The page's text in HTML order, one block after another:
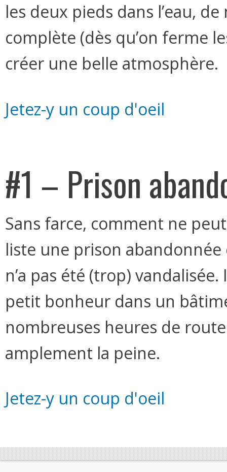
les deux pieds dans l’eau,
complète (dès qu’on ferme
créer une belle atmosphère.
Jetez-y un coup d'oeil
#1 – Prison
Sans farce, comment ne
liste une prison abandonnée
n’a pas été (trop)
petit bonheur dans un
nombreuses heures de
amplement la peine.
Jetez-y un coup d'oeil